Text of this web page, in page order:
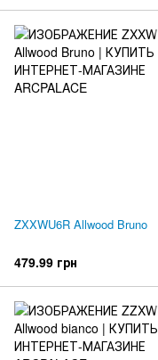
ZXXWU6R Allwood Bruno
479.99 грн